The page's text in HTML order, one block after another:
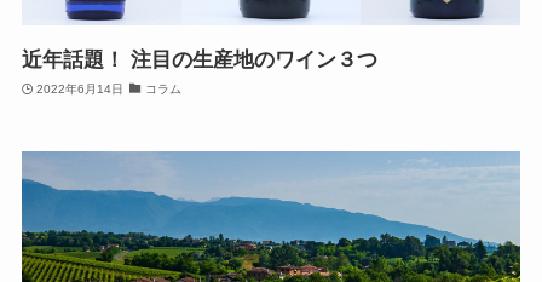
近年話題！ 注目の生産地のワイン３つ
2022年6月14日 コラム